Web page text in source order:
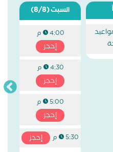
السبت(8/8)
4:00 م
إحجز
4:30 م
إحجز
5:00 م
إحجز
5:30 م
إحجز